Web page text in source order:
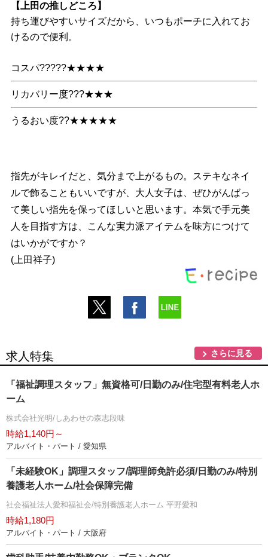
【上田の推しどころ】
持ち運びやすいサイズだから、いつもポーチに入れてお
けるので便利。
コスパ?????★★★★
リカバリー度???★★★
うるおい度??★★★★★
指先がキレイだと、気分まで上がるもの。ステキなネイ
ルで飾ることもいいですが、大人女子は、ぜひがんばっ
て美しい指先を保ってほしいと思います。本気で手元美
人を目指す方は、こんな実力派アイテムを味方につけて
はいかがですか？
(上田祥子)
求人特集 さらに見る
「福祉調理スタッフ」無資格可/日勤のみ/住宅型有料老人ホ
ーム
株式会社光明/しあわせの森志段味
時給1,140円～
アルバイト・パート / 愛知県
「未経験OK」調理スタッフ/調理師免許必須/日勤のみ/特別
養護老人ホーム/社会保障完備
社会福祉法人愛和福祉会/特別養護老人ホーム 平野愛和
時給1,180円
アルバイト・パート / 大阪府